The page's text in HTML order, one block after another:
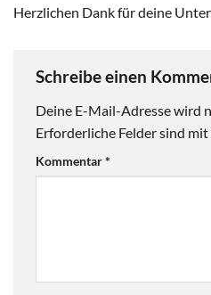
Herzlichen Dank für deine
Schreibe einen
Deine E-Mail-Adresse wird
Erforderliche Felder sind mit
Kommentar*